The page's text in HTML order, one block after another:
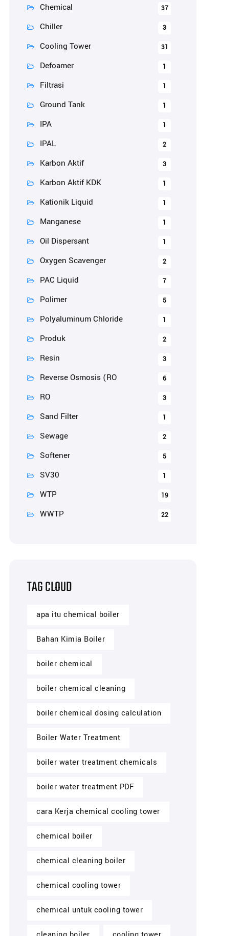
Chemical 37
Chiller 3
Cooling Tower 31
Defoamer 1
Filtrasi 1
Ground Tank 1
IPA 1
IPAL 2
Karbon Aktif 3
Karbon Aktif KDK 1
Kationik Liquid 1
Manganese 1
Oil Dispersant 1
Oxygen Scavenger 2
PAC Liquid 7
Polimer 5
Polyaluminum Chloride 1
Produk 2
Resin 3
Reverse Osmosis (RO 6
RO 3
Sand Filter 1
Sewage 2
Softener 5
SV30 1
WTP 19
WWTP 22
TAG CLOUD
apa itu chemical boiler
Bahan Kimia Boiler
boiler chemical
boiler chemical cleaning
boiler chemical dosing calculation
Boiler Water Treatment
boiler water treatment chemicals
boiler water treatment PDF
cara Kerja chemical cooling tower
chemical boiler
chemical cleaning boiler
chemical cooling tower
chemical untuk cooling tower